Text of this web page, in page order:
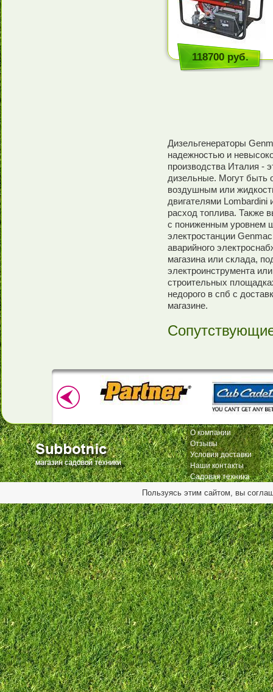
118700 руб.
Дизельгенераторы
надежностью и
производства Италия -
дизельные. Могут быть
воздушным или
двигателями
расход топлива. Также
с пониженным уровнем
электростанции
аварийного
магазина или склада,
электроинструмента
строительных
недорого в спб с
магазине.
О компании
Отзывы
Условия доставки
Наши контакты
Садовая техника
Пользуясь этим сайтом, вы